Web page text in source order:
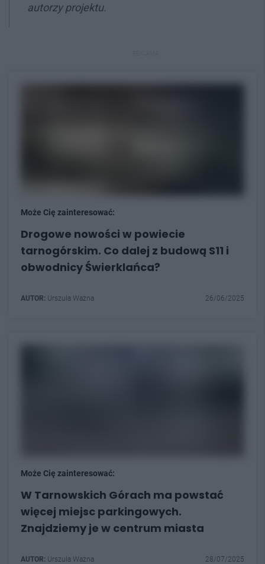
autorzy projektu.
Może Cię zainteresować:
Drogowe nowości w powiecie
tarnogórskim. Co dalej z budową S11 i
obwodnicy Świerklańca?
AUTOR: Urszula Ważna 26/06/2025
Może Cię zainteresować:
W Tarnowskich Górach ma powstać
więcej miejsc parkingowych.
Znajdziemy je w centrum miasta
AUTOR: Urszula Ważna 28/07/2025